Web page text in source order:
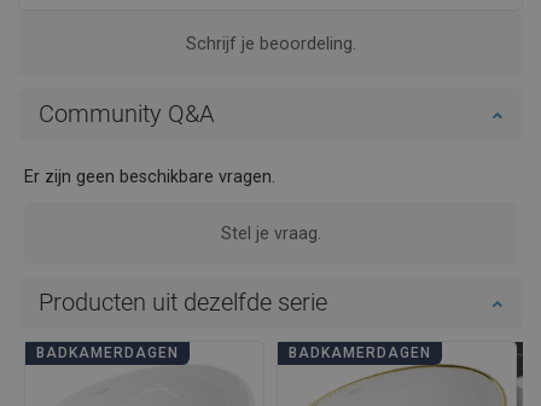
Schrijf je beoordeling.
Community Q&A
Er zijn geen beschikbare vragen.
Stel je vraag.
Producten uit dezelfde serie
BADKAMERDAGEN BADKAMERDAGEN